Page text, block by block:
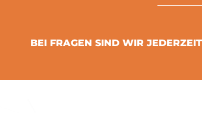
BEI FRAGEN SIND WIR